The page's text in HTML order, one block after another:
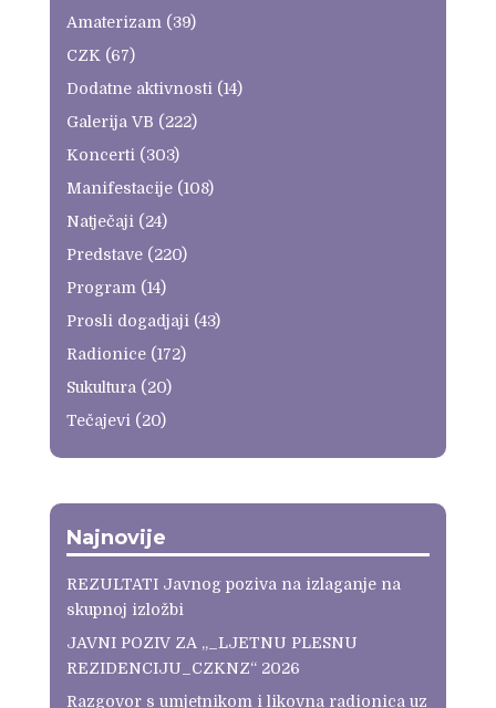
Amaterizam (39)
CZK (67)
Dodatne aktivnosti (14)
Galerija VB (222)
Koncerti (303)
Manifestacije(108)
Natječaji (24)
Predstave(220)
Program (14)
Prosli dogadjaji (43)
Radionice(172)
Sukultura (20)
Tečajevi (20)
Najnovije
REZULTATI Javnog poziva na izlaganje na
skupnoj izložbi
JAVNI POZIV ZA „_LJETNU PLESNU
REZIDENCIJU_CZKNZ“ 2026
Razgovor s umjetnikom i likovna radionica uz